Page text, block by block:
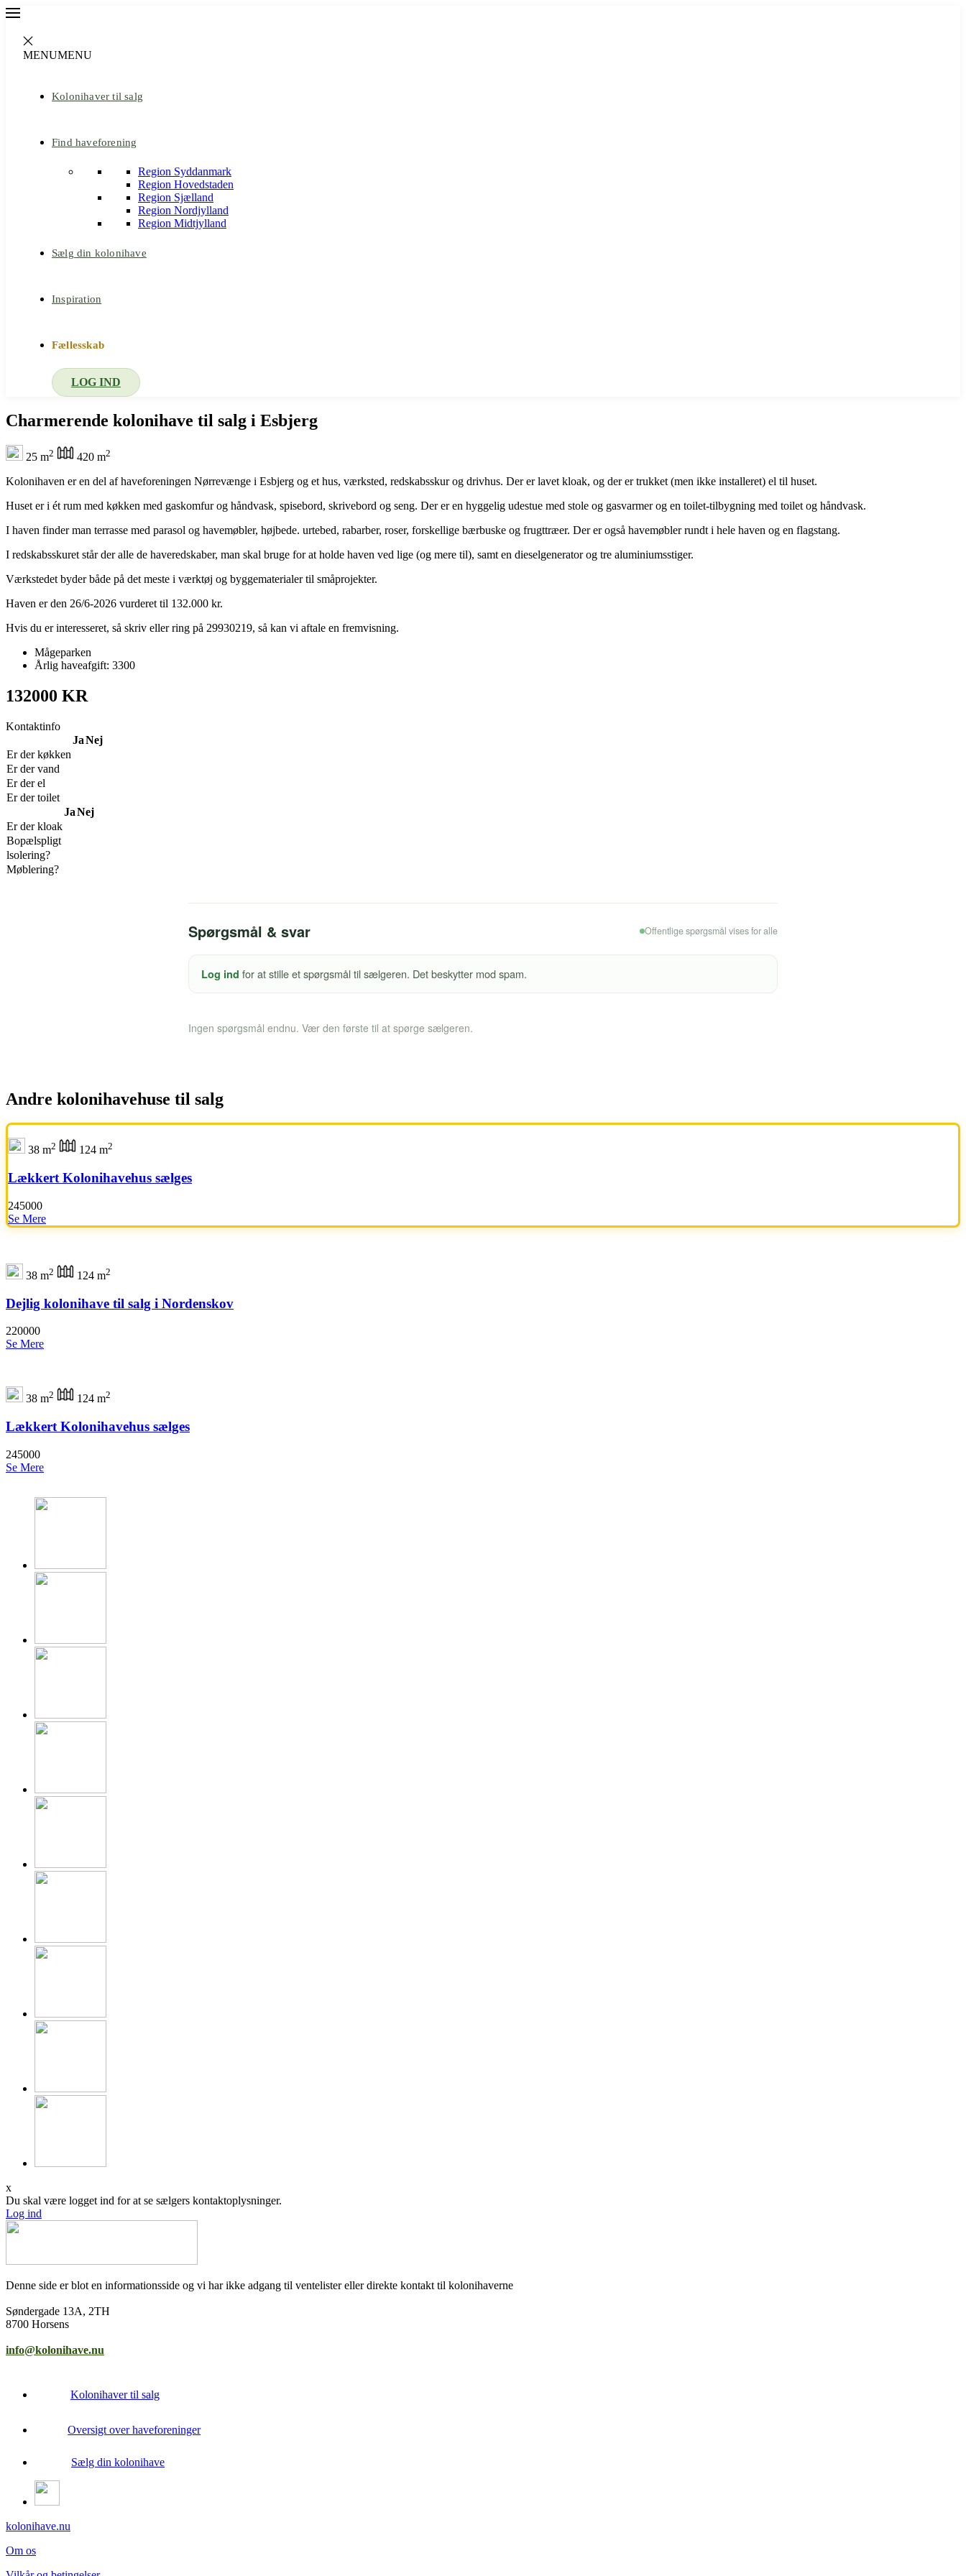
MENUMENU
Kolonihaver til salg
Find haveforening
Region Syddanmark
Region Hovedstaden
Region Sjælland
Region Nordjylland
Region Midtjylland
Sælg din kolonihave
Inspiration
Fællesskab
LOG IND
Charmerende kolonihave til salg i Esbjerg
25 m2 420 m2
Kolonihaven er en del af haveforeningen Nørrevænge i Esbjerg og et hus, værksted, redskabsskur og drivhus. Der er lavet kloak, og der er trukket (men ikke installeret) el til huset.
Huset er i ét rum med køkken med gaskomfur og håndvask, spisebord, skrivebord og seng. Der er en hyggelig udestue med stole og gasvarmer og en toilet-tilbygning med toilet og håndvask.
I haven finder man terrasse med parasol og havemøbler, højbede. urtebed, rabarber, roser, forskellige bærbuske og frugttræer. Der er også havemøbler rundt i hele haven og en flagstang.
I redskabsskuret står der alle de haveredskaber, man skal bruge for at holde haven ved lige (og mere til), samt en dieselgenerator og tre aluminiumsstiger.
Værkstedet byder både på det meste i værktøj og byggematerialer til småprojekter.
Haven er den 26/6-2026 vurderet til 132.000 kr.
Hvis du er interesseret, så skriv eller ring på 29930219, så kan vi aftale en fremvisning.
Mågeparken
Årlig haveafgift: 3300
132000 KR
Kontaktinfo
JaNej
Er der køkken
Er der vand
Er der el
Er der toilet
JaNej
Er der kloak
Bopælspligt
lsolering?
Møblering?
Spørgsmål & svar Offentlige spørgsmål vises for alle
Log ind for at stille et spørgsmål til sælgeren. Det beskytter mod spam.
Ingen spørgsmål endnu. Vær den første til at spørge sælgeren.
Andre kolonihavehuse til salg
38 m2 124 m2
Lækkert Kolonihavehus sælges
245000
Se Mere
38 m2 124 m2
Dejlig kolonihave til salg i Nordenskov
220000
Se Mere
38 m2 124 m2
Lækkert Kolonihavehus sælges
245000
Se Mere
x
Du skal være logget ind for at se sælgers kontaktoplysninger.
Log ind
Denne side er blot en informationsside og vi har ikke adgang til ventelister eller direkte kontakt til kolonihaverne
Søndergade 13A, 2TH
8700 Horsens
info@kolonihave.nu
Kolonihaver til salg
Oversigt over haveforeninger
Sælg din kolonihave
kolonihave.nu
Om os